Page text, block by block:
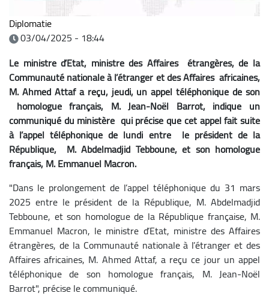
Diplomatie
03/04/2025 - 18:44
Le ministre d’Etat, ministre des Affaires étrangères, de la
Communauté nationale à l’étranger et des Affaires africaines,
M. Ahmed Attaf a reçu, jeudi, un appel téléphonique de son
homologue français, M. Jean-Noël Barrot, indique un
communiqué du ministère qui précise que cet appel fait suite
à l’appel téléphonique de lundi entre le président de la
République, M. Abdelmadjid Tebboune, et son homologue
français, M. Emmanuel Macron.
"Dans le prolongement de l’appel téléphonique du 31 mars
2025 entre le président de la République, M. Abdelmadjid
Tebboune, et son homologue de la République française, M.
Emmanuel Macron, le ministre d’Etat, ministre des Affaires
étrangères, de la Communauté nationale à l’étranger et des
Affaires africaines, M. Ahmed Attaf, a reçu ce jour un appel
téléphonique de son homologue français, M. Jean-Noël
Barrot", précise le communiqué.